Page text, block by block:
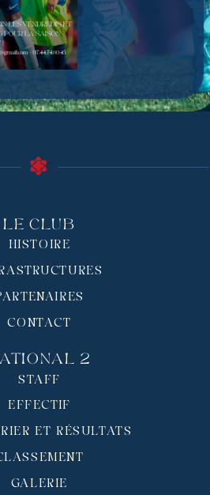
Le Club
HISTOIRE
CONTACT
2
STAFF
EFFECTIF
ET RÉSULTATS
GALERIE